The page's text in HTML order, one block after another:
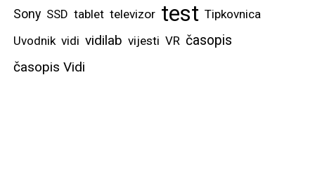
Sony SSD tablet televizor test Tipkovnica
Uvodnik vidi vidilab vijesti VR časopis
časopis Vidi